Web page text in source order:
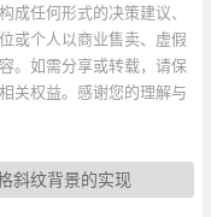
成任何形式的决策建议、
或个人以商业售卖、虚假
。如需分享或转载，请保
关权益。感谢您的理解与
斜纹背景的实现